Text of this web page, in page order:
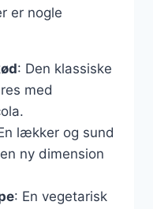
er nogle
: Den klassiske
med
lækker og sund
ny dimension
: En vegetarisk